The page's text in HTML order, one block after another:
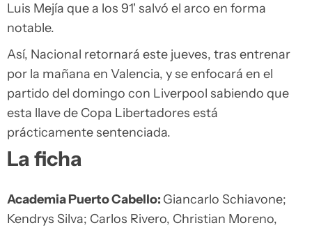
Luis Mejía que a los 91' salvó el arco en forma
notable.
Así, Nacional retornará este jueves, tras entrenar
por la mañana en Valencia, y se enfocará en el
partido del domingo con Liverpool sabiendo que
esta llave de Copa Libertadores está
prácticamente sentenciada.
La ficha
Academia Puerto Cabello: Giancarlo Schiavone;
Kendrys Silva; Carlos Rivero, Christian Moreno,